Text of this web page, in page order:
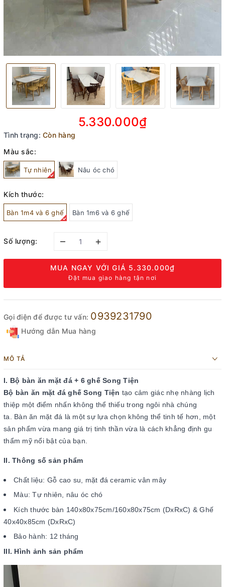
5.330.000₫
Tình trạng: Còn hàng
Màu sắc:
Tự nhiên Nâu óc chó
Kích thước:
Bàn 1m4 và 6 ghế Bàn 1m6 và 6 ghế
Số lượng: – +
MUA NGAY VỚI GIÁ 5.330.000₫
Đặt mua giao hàng tận nơi
Gọi điện để được tư vấn: 0939231790
Hướng dẫn Mua hàng
MÔ TẢ
I. Bộ bàn ăn mặt đá + 6 ghế Song Tiện
Bộ bàn ăn mặt đá ghế Song Tiện tạo cảm giác nhẹ nhàng lịch
thiệp một điểm nhấn không thể thiếu trong ngôi nhà chúng
ta. Bàn ăn mặt đá là một sự lựa chọn không thể tinh tế hơn, một
sản phẩm vừa mang giá trị tinh thần vừa là cách khẳng định gu
thẩm mỹ nổi bật của bạn.
II. Thông số sản phẩm
Chất liệu: Gỗ cao su, mặt đá ceramic vân mây
Màu: Tự nhiên, nâu óc chó
Kích thước bàn 140x80x75cm/160x80x75cm (DxRxC) & Ghế
40x40x85cm (DxRxC)
Bảo hành: 12 tháng
III. Hình ảnh sản phẩm